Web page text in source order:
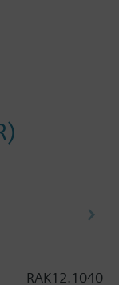
RAK12.1040